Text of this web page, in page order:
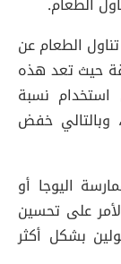
10-15 دقيقة من تناول الطعام عن
مثلا لمدة 15-20 دقيقة حيث تعد هذه
استخدام نسبة
وبالتالي خفض
اليوجا أو
على تحسين
بشكل أكثر